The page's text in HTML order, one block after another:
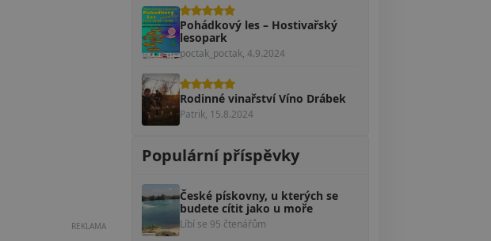
REKLAMA
Pohádkový les – Hostivařský
lesopark
poctak_poctak, 4.9.2024
Rodinné vinařství Víno Drábek
Patrik, 15.8.2024
Populární příspěvky
České pískovny, u kterých se
budete cítit jako u moře
Líbí se 95 čtenářům